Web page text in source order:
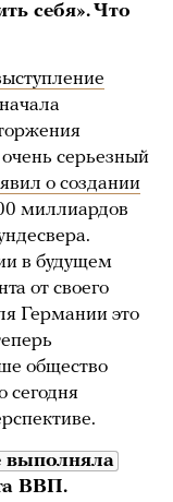
себя». Что
серьезный
о создании
миллиардов
в будущем
от своего
Германии это
общество
сегодня
выполняла
ВВП.